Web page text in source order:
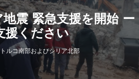
地震 緊急支援を開始 ー
援ください
ルコ南部およびシリア北部